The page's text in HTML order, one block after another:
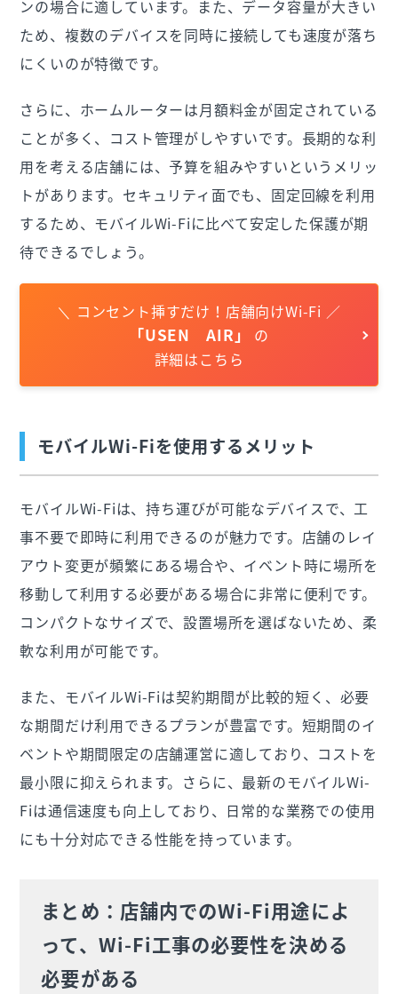
ンの場合に適しています。また、データ容量が大きい
ため、複数のデバイスを同時に接続しても速度が落ち
にくいのが特徴です。
さらに、ホームルーターは月額料金が固定されている
ことが多く、コスト管理がしやすいです。長期的な利
用を考える店舗には、予算を組みやすいというメリッ
トがあります。セキュリティ面でも、固定回線を利用
するため、モバイルWi-Fiに比べて安定した保護が期
待できるでしょう。
＼ コンセント挿すだけ！店舗向けWi-Fi ／
「USEN AIR」 の
詳細はこちら
モバイルWi-Fiを使用するメリット
モバイルWi-Fiは、持ち運びが可能なデバイスで、工
事不要で即時に利用できるのが魅力です。店舗のレイ
アウト変更が頻繁にある場合や、イベント時に場所を
移動して利用する必要がある場合に非常に便利です。
コンパクトなサイズで、設置場所を選ばないため、柔
軟な利用が可能です。
また、モバイルWi-Fiは契約期間が比較的短く、必要
な期間だけ利用できるプランが豊富です。短期間のイ
ベントや期間限定の店舗運営に適しており、コストを
最小限に抑えられます。さらに、最新のモバイルWi-
Fiは通信速度も向上しており、日常的な業務での使用
にも十分対応できる性能を持っています。
まとめ：店舗内でのWi-Fi用途によ
って、Wi-Fi工事の必要性を決める
必要がある